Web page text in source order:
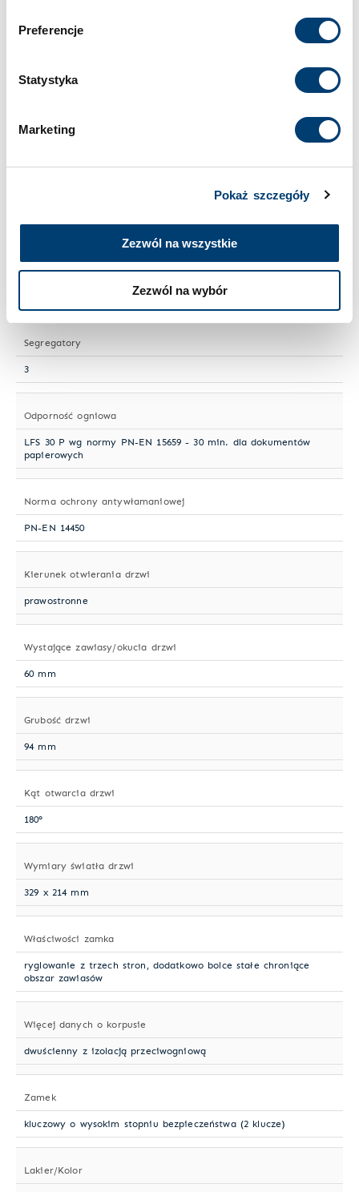
odrzucić i wycofać swoją zgodę w dowolnej chwili ze
wPolityce prywatności
Polityce wykorzystywania
Preferencje
Statystyka
Marketing
Pokaż szczegóły
Zezwól na wszystkie
Zezwól na wybór
Zamek kluczowy
Wielkość sejfu
HPKTF 400-02
Półki przestawne
Segregatory
3
Odporność ogniowa
LFS 30 P wg normy PN-EN 15659 - 30 min. dla dokumentów
papierowych
Norma ochrony antywłamaniowej
PN-EN 14450
Kierunek otwierania drzwi
prawostronne
Wystające zawiasy/okucia drzwi
60 mm
Grubość drzwi
94 mm
Kąt otwarcia drzwi
180°
Wymiary światła drzwi
329 x 214 mm
Właściwości zamka
ryglowanie z trzech stron, dodatkowo bolce stałe chroniące
obszar zawiasów
Więcej danych o korpusie
dwuścienny z izolacją przeciwogniową
Zamek
kluczowy o wysokim stopniu bezpieczeństwa (2 klucze)
Lakier/Kolor